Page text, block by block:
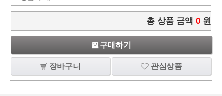
총 상품 금액 0 원
구매하기
장바구니 관심상품